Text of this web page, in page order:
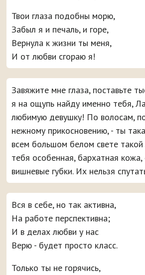
Твои глаза подобны морю,
Забыл я и печаль, и горе,
Вернула к жизни ты меня,
И от любви сгораю я!
Завяжите мне глаза, поставьте
я на ощупь найду именно тебя,
любимую девушку! По волосам,
нежному прикосновению, - ты
всем большом белом свете
тебя особенная, бархатная
вишневые губки. Их нельзя
Вся в себе, но так активна,
На работе перспективна;
И в делах любви у нас
Верю - будет просто класс.
Только ты не горячись,